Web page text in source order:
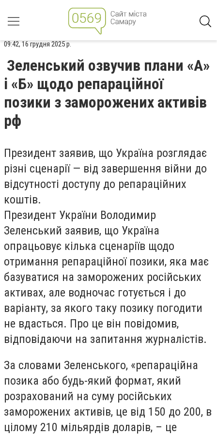
09:42, 16 грудня 2025 р.
Зеленський озвучив плани «А»
і «Б» щодо репараційної
позики з заморожених активів
рф
Президент заявив, що Україна розглядає
різні сценарії — від завершення війни до
відсутності доступу до репараційних
коштів.
Президент України Володимир
Зеленський заявив, що Україна
опрацьовує кілька сценаріїв щодо
отримання репараційної позики, яка має
базуватися на заморожених російських
активах, але водночас готується і до
варіанту, за якого таку позику погодити
не вдасться. Про це він повідомив,
відповідаючи на запитання журналістів.
За словами Зеленського, «репараційна
позика або будь-який формат, який
розрахований на суму російських
заморожених активів, це від 150 до 200, в
цілому 210 мільярдів доларів, – це